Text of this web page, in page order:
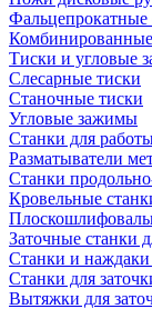
Фальцепрокатные
Тиски и угловые
Слесарные тиски
Станочные тиски
Угловые зажимы
Станки для
Разматыватели
Станки
Кровельные
Заточные станки
Станки и наждаки
Станки для
Вытяжки для